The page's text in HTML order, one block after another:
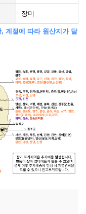
장미
계절에 따라 원산지가 달